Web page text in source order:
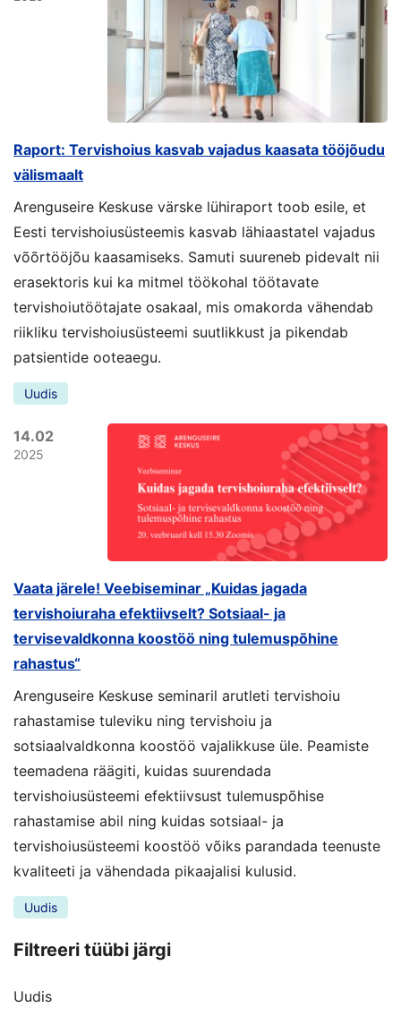
Raport: Tervishoius kasvab vajadus kaasata tööjõudu
välismaalt
Arenguseire Keskuse värske lühiraport toob esile, et
Eesti tervishoiusüsteemis kasvab lähiaastatel vajadus
võõrtööjõu kaasamiseks. Samuti suureneb pidevalt nii
erasektoris kui ka mitmel töökohal töötavate
tervishoiutöötajate osakaal, mis omakorda vähendab
riikliku tervishoiusüsteemi suutlikkust ja pikendab
patsientide ooteaegu.
Uudis
14.02
2025
Vaata järele! Veebiseminar „Kuidas jagada
tervishoiuraha efektiivselt? Sotsiaal- ja
tervisevaldkonna koostöö ning tulemuspõhine
rahastus“
Arenguseire Keskuse seminaril arutleti tervishoiu
rahastamise tuleviku ning tervishoiu ja
sotsiaalvaldkonna koostöö vajalikkuse üle. Peamiste
teemadena räägiti, kuidas suurendada
tervishoiusüsteemi efektiivsust tulemuspõhise
rahastamise abil ning kuidas sotsiaal- ja
tervishoiusüsteemi koostöö võiks parandada teenuste
kvaliteeti ja vähendada pikaajalisi kulusid.
Uudis
Filtreeri tüübi järgi
Uudis